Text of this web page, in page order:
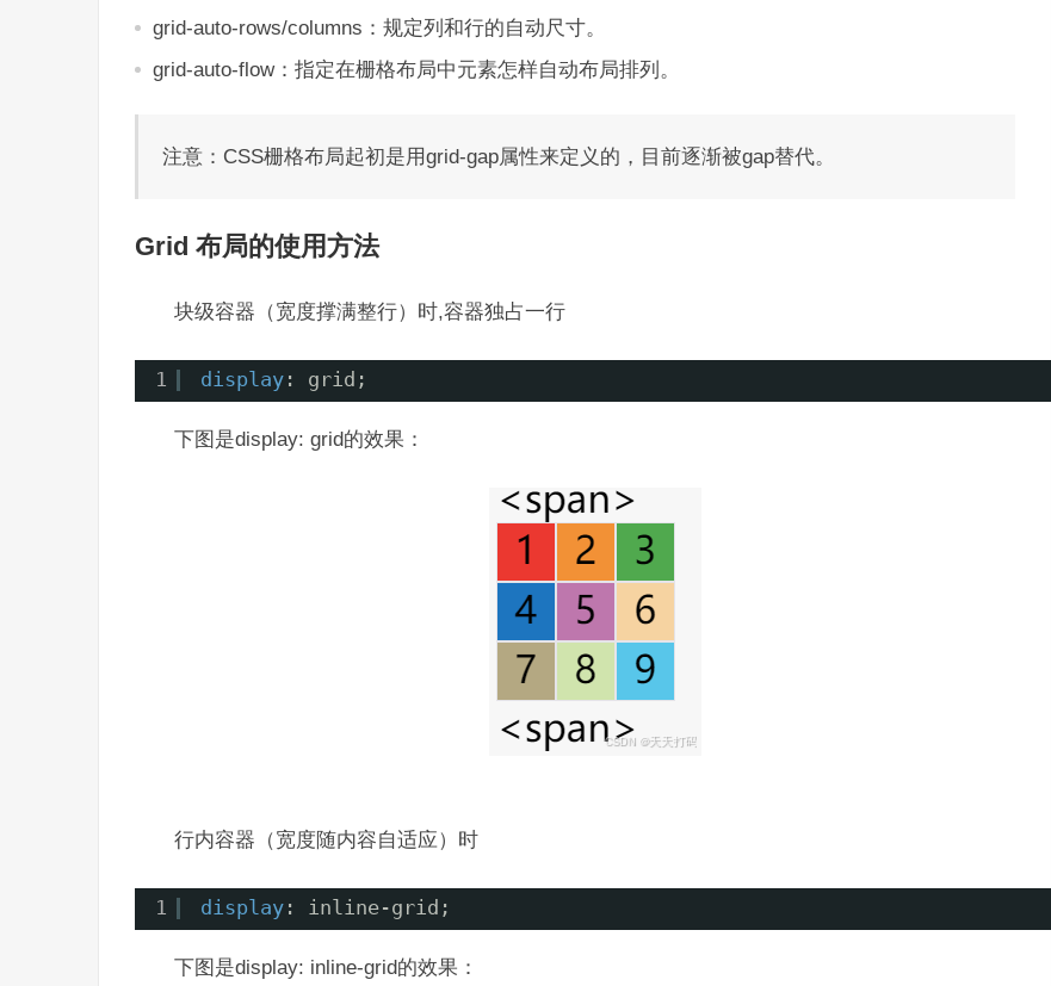
grid-auto-rows/columns：规定列和行的自动尺寸。
grid-auto-flow：指定在栅格布局中元素怎样自动布局排列。
注意：CSS栅格布局起初是用grid-gap属性来定义的，目前逐渐被gap替代。
Grid 布局的使用方法
块级容器（宽度撑满整行）时,容器独占一行
1 display: grid;
下图是display: grid的效果：
行内容器（宽度随内容自适应）时
1 display: inline-grid;
下图是display: inline-grid的效果：